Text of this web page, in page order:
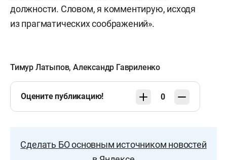
должности. Словом, я комментирую, исходя
из прагматических соображений».
Тимур Латыпов,Александр Гавриленко
Оцените публикацию! 0
Сделать БО основным источником новостей